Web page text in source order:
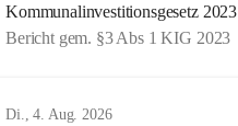
Kommunalinvestitionsgesetz 2023
Bericht gem. §3 Abs 1 KIG 2023
Di., 4. Aug. 2026